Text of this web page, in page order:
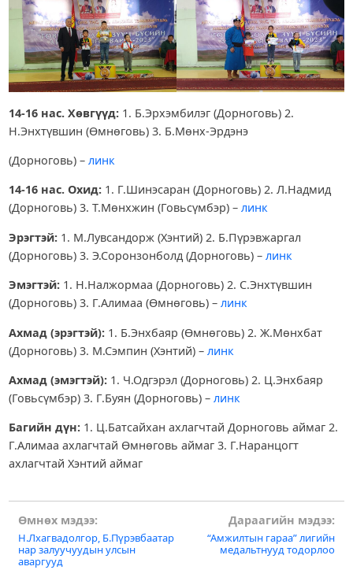
14-16 нас. Хөвгүүд:1. Б.Эрхэмбилэг (Дорноговь) 2.
Н.Энхтүвшин (Өмнөговь) 3. Б.Мөнх-Эрдэнэ
(Дорноговь) – линк
14-16 нас. Охид:1. Г.Шинэсаран (Дорноговь) 2. Л.Надмид
(Дорноговь) 3. Т.Мөнхжин (Говьсүмбэр) – линк
Эрэгтэй:1. М.Лувсандорж (Хэнтий) 2. Б.Пүрэвжаргал
(Дорноговь) 3. Э.Соронзонболд (Дорноговь) – линк
Эмэгтэй:1. Н.Налжормаа (Дорноговь) 2. С.Энхтүвшин
(Дорноговь) 3. Г.Алимаа (Өмнөговь) – линк
Ахмад (эрэгтэй):1. Б.Энхбаяр (Өмнөговь) 2. Ж.Мөнхбат
(Дорноговь) 3. М.Сэмпин (Хэнтий) – линк
Ахмад (эмэгтэй):1. Ч.Одгэрэл (Дорноговь) 2. Ц.Энхбаяр
(Говьсүмбэр) 3. Г.Буян (Дорноговь) – линк
Багийн дүн:1. Ц.Батсайхан ахлагчтай Дорноговь аймаг 2.
Г.Алимаа ахлагчтай Өмнөговь аймаг 3. Г.Наранцогт
ахлагчтай Хэнтий аймаг
Post
navigation
Өмнөх мэдээ:
Н.Лхагвадолгор, Б.Пүрэвбаатар
нар залуучуудын улсын
аваргууд
Дараагийн мэдээ:
“Амжилтын гараа” лигийн
медальтнууд тодорлоо